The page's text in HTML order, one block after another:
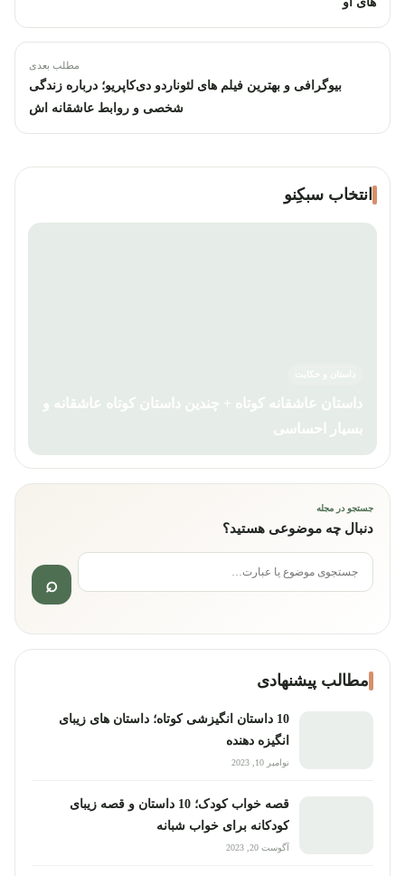
مطلب بعدی
بیوگرافی و بهترین فیلم های لئوناردو دی‌کاپریو؛ درباره زندگی
شخصی و روابط عاشقانه اش
انتخاب سبکِنو
داستان عاشقانه کوتاه + چندین داستان کوتاه عاشقانه و
بسیار احساسی
جستجو در مجله
دنبال چه موضوعی هستید؟
جستجو برای:
مطالب پیشنهادی
10 داستان انگیزشی کوتاه؛ داستان های زیبای
انگیزه دهنده
نوامبر 10, 2023
قصه خواب کودک؛ 10 داستان و قصه زیبای
کودکانه برای خواب شبانه
آگوست 20, 2023